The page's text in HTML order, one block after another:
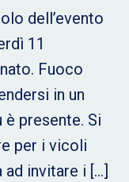
dell’evento
11
Fuoco
in un
è presente. Si
per i vicoli
invitare i […]